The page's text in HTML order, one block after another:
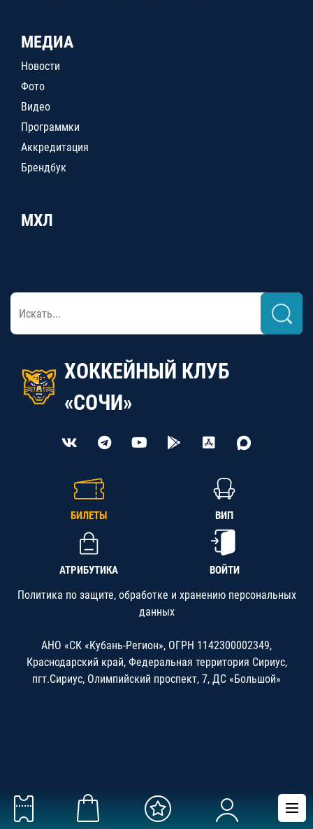
МЕДИА
Новости
Фото
Видео
Программки
Аккредитация
Брендбук
МХЛ
ХОККЕЙНЫЙ КЛУБ
«СОЧИ»
БИЛЕТЫ ВИП
АТРИБУТИКА ВОЙТИ
Политика по защите, обработке и хранению персональных
данных
АНО «СК «Кубань-Регион», ОГРН 1142300002349,
Краснодарский край, Федеральная территория Сириус,
пгт.Сириус, Олимпийский проспект, 7, ДС «Большой»